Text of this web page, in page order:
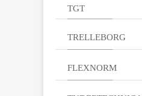
TGT
TRELLEBORG
FLEXNORM